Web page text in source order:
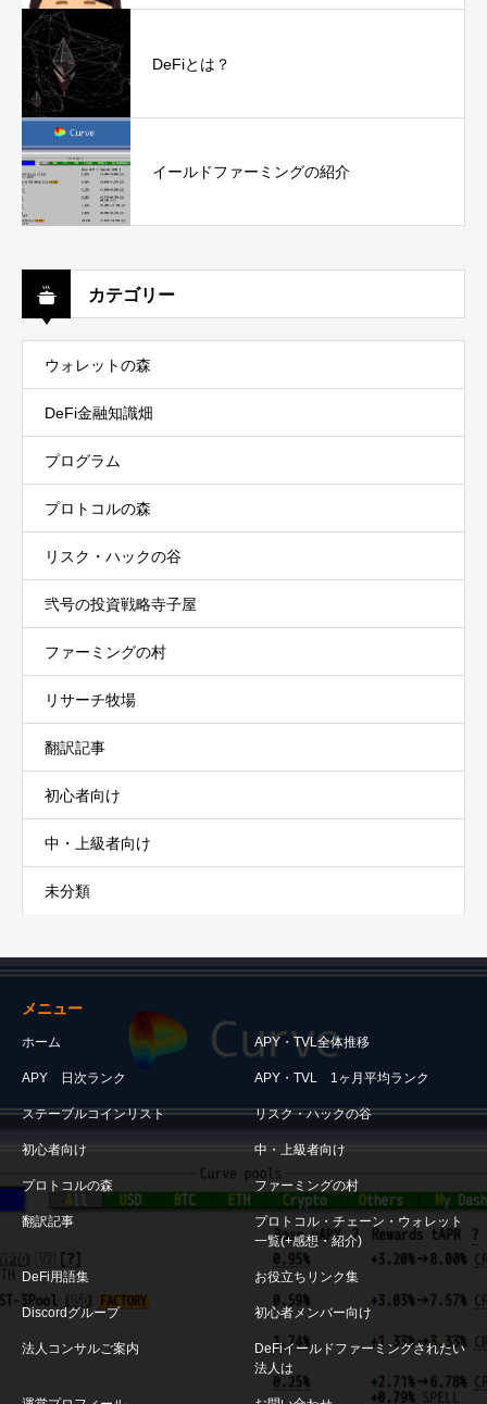
DeFiとは？
イールドファーミングの紹介
カテゴリー
ウォレットの森
DeFi金融知識畑
プログラム
プロトコルの森
リスク・ハックの谷
弐号の投資戦略寺子屋
ファーミングの村
リサーチ牧場
翻訳記事
初心者向け
中・上級者向け
未分類
メニュー
ホーム APY・TVL全体推移
APY 日次ランク APY・TVL 1ヶ月平均ランク
ステーブルコインリスト リスク・ハックの谷
初心者向け 中・上級者向け
プロトコルの森 ファーミングの村
翻訳記事
プロトコル・チェーン・ウォレット
一覧(+感想・紹介)
DeFi用語集 お役立ちリンク集
Discordグループ 初心者メンバー向け
法人コンサルご案内
DeFiイールドファーミングされたい
法人は